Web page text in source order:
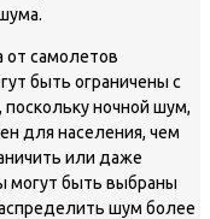
от самолетов
быть ограничены с
ночной шум,
для населения, чем
или даже
могут быть выбраны
шум более